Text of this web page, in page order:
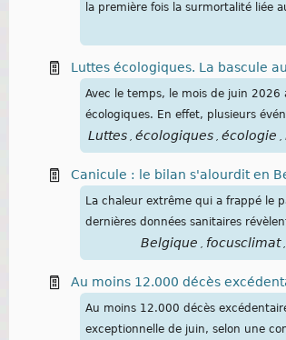
la première fois la surmortalité liée
Luttes écologiques. La bascule
Avec le temps, le mois de juin
écologiques. En effet, plusieurs
Luttes , écologiques , écologie ,
Canicule : le bilan s'alourdit en
La chaleur extrême qui a frappé le
dernières données sanitaires
Belgique , focusclimat ,
Au moins 12.000 décès
Au moins 12.000 décès
exceptionnelle de juin, selon une